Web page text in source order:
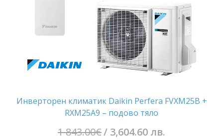
Инверторен климатик Daikin Perfera FVXM25B +
RXM25A9 – подово тяло
1 843.00€/ 3,604.60 лв.